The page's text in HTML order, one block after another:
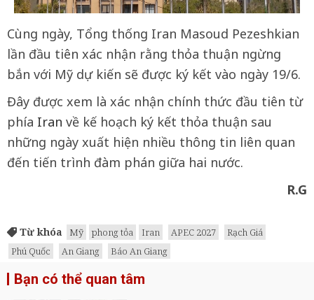
Cùng ngày, Tổng thống Iran Masoud Pezeshkian
lần đầu tiên xác nhận rằng thỏa thuận ngừng
bắn với Mỹ dự kiến sẽ được ký kết vào ngày 19/6.
Đây được xem là xác nhận chính thức đầu tiên từ
phía Iran về kế hoạch ký kết thỏa thuận sau
những ngày xuất hiện nhiều thông tin liên quan
đến tiến trình đàm phán giữa hai nước.
R.G
Từ khóa Mỹ phong tỏa Iran APEC 2027
Rạch Giá
Phú Quốc
An Giang Báo An Giang
Bạn có thể quan tâm